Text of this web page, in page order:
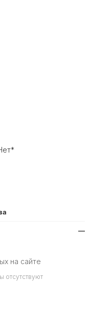
—
на сайте
отсутствуют